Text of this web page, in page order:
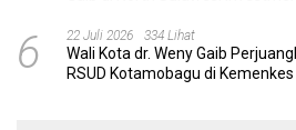
6 22 Juli 2026 334 Lihat
Wali Kota dr. Weny Gaib
RSUD Kotamobagu di